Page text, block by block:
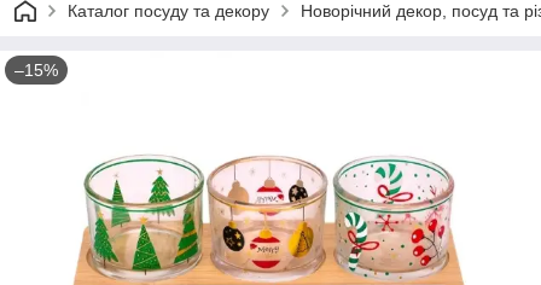
Каталог посуду та декору Новорічний декор, посуд та
–15%